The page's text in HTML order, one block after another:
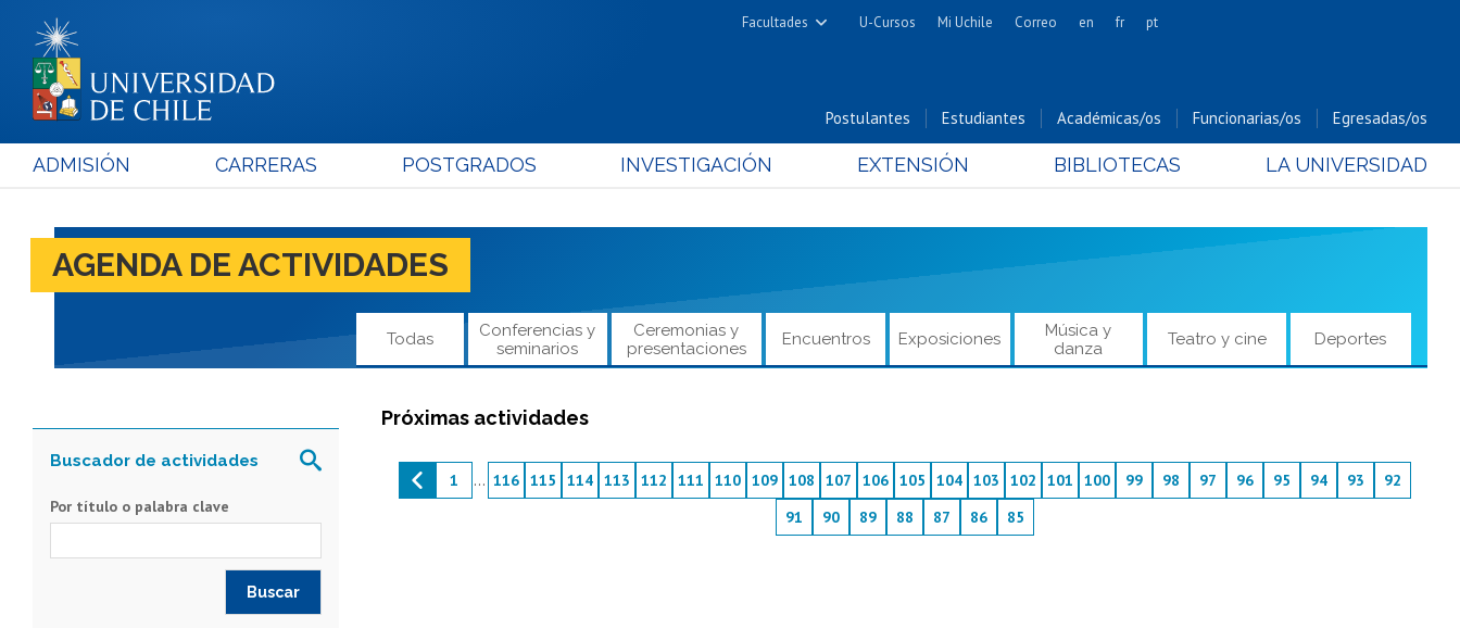
Facultades
Cs. Físicas y Matemáticas
Cs. Forestales y Conservación
Cs. Químicas y Farmacéuticas
Cs. Sociales
Estudios Avanzados en Educación
Estudios Internacionales
U-Cursos Mi Uchile Correo en fr pt
Postulantes Estudiantes Académicas/os Funcionarias/os Egresadas/os
ADMISIÓN CARRERAS POSTGRADOS INVESTIGACIÓN EXTENSIÓN BIBLIOTECAS LA UNIVERSIDAD
AGENDA DE ACTIVIDADES
Todas
Conferencias y
seminarios
Ceremonias y
presentaciones
Encuentros Exposiciones
Música y
danza
Teatro y cine Deportes
Buscador de actividades
Por título o palabra clave
Próximas actividades
1 ... 116 115 114 113 112 111 110 109 108 107 106 105 104 103 102 101 100 99 98 97 96 95 94 93
92
91
90 89 88 87 86 85